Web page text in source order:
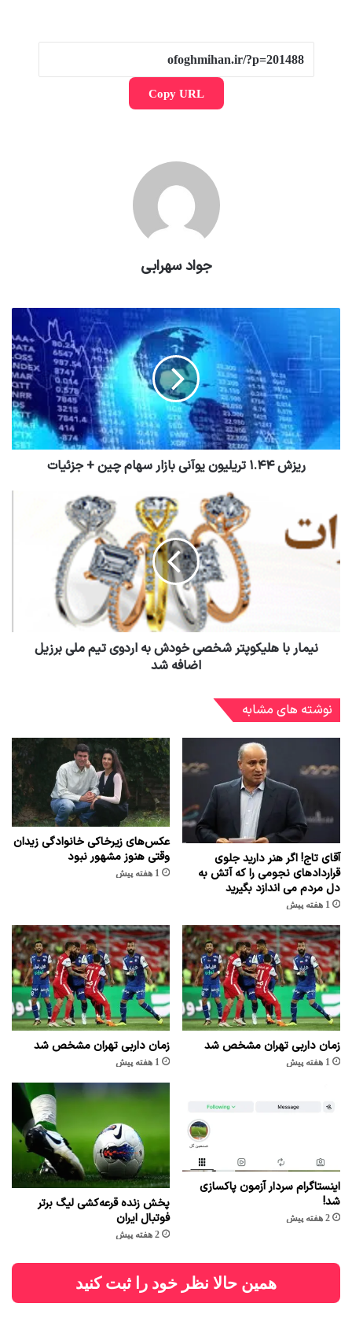
Copy URL
جواد سهرابی
ریزش ۱.۴۴ تریلیون یوآنی بازار سهام چین + جزئیات
نیمار با هلیکوپتر شخصی خودش به اردوی تیم ملی برزیل
اضافه شد
نوشته های مشابه
آقای تاج! اگر هنر دارید جلوی
قراردادهای نجومی را که آتش به
دل مردم می اندازد بگیرید
1 هفته پیش
عکس‌های زیرخاکی خانوادگی زیدان
وقتی هنوز مشهور نبود
1 هفته پیش
زمان داربی تهران مشخص شد
1 هفته پیش
زمان داربی تهران مشخص شد
1 هفته پیش
اینستاگرام سردار آزمون پاکسازی
شد!
2 هفته پیش
پخش زنده قرعه‌کشی لیگ برتر
فوتبال ایران
2 هفته پیش
همین حالا نظر خود را ثبت کنید